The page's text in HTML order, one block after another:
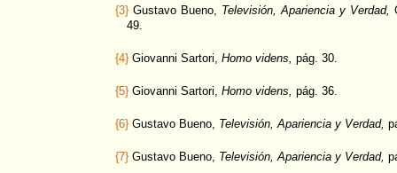
{3} Gustavo Bueno, Televisión, Apariencia y Verdad,
49.
{4} Giovanni Sartori, Homo videns, pág. 30.
{5} Giovanni Sartori, Homo videns, pág. 36.
{6} Gustavo Bueno, Televisión, Apariencia y Verdad,
{7} Gustavo Bueno, Televisión, Apariencia y Verdad,